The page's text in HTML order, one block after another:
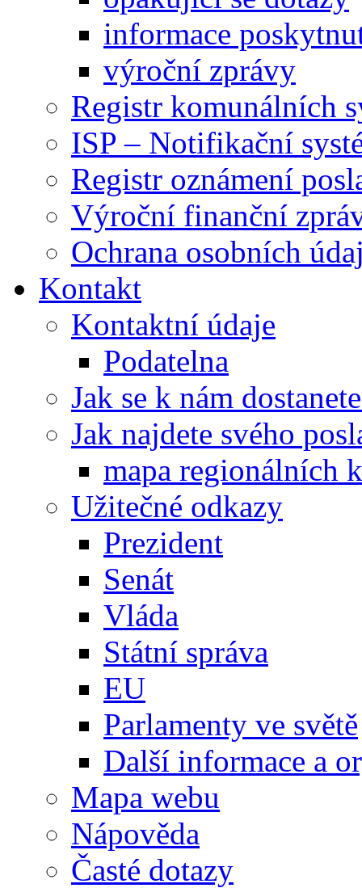
informace
výroční zprávy
Registr komunálních
ISP – Notifikační
Registr oznámení
Výroční finanční
Ochrana osobních
Kontakt
Kontaktní údaje
Podatelna
Jak se k nám
Jak najdete svého
mapa regionálních
Užitečné odkazy
Prezident
Senát
Vláda
Státní správa
EU
Parlamenty ve světě
Další informace a
Mapa webu
Nápověda
Časté dotazy